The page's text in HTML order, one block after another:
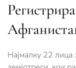
Најмалку 22 лица